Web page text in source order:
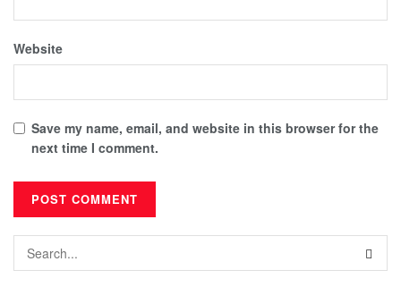
Website
Save my name, email, and website in this browser for the
next time I comment.